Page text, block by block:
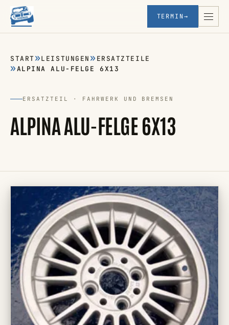
TERMIN→
START LEISTUNGEN
ERSATZTEILE
ALPINA ALU-FELGE 6X13
ERSATZTEIL · FAHRWERK UND BREMSEN
ALPINA ALU-FELGE 6X13